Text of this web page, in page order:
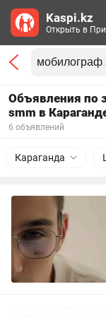
Объявления по
smm в
6 объявлений
Караганда
Kaspi.kz
Открыть в